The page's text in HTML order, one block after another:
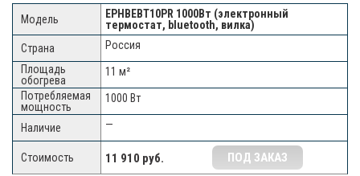
EPHBEBT10PR 1000Вт (электронный
термостат, bluetooth, вилка)
Россия
11 м²
1000 Вт
—
11 910 руб. ПОД ЗАКАЗ